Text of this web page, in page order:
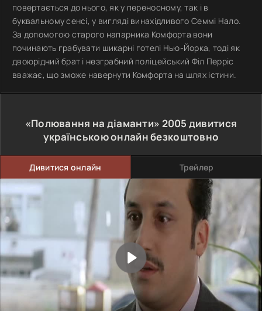
повертається до нього, як у переносному, так і в
буквальному сенсі, у вигляді винахідливого Семмі Нало.
За допомогою старого напарника Комфорта вони
починають грабувати шикарні готелі Нью-Йорка, тоді як
двоюрідний брат і незграбний поліцейський Філ Перріс
вважає, що зможе навернути Комфорта на шлях істини.
«Полювання на діаманти» 2005 дивитися
українською онлайн безкоштовно
Дивитися онлайн Трейлер